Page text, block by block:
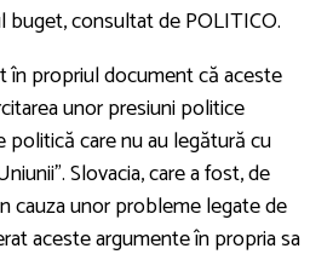
consultat de POLITICO.
în propriul document că aceste
unor presiuni politice
politică care nu au legătură cu
Slovacia, care a fost, de
cauza unor probleme legate de
aceste argumente în propria sa